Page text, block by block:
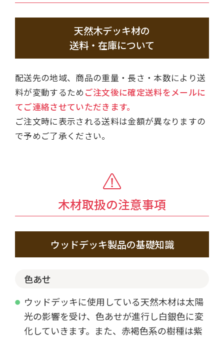
天然木デッキ材の
送料・在庫について
配送先の地域、商品の重量・長さ・本数により送
料が変動するため ご注文後に確定送料をメールに
てご連絡させていただきます。
ご注文時に表示される送料は金額が異なりますの
で予めご了承ください。
木材取扱の注意事項
ウッドデッキ製品の基礎知識
色あせ
ウッドデッキに使用している天然木材は太陽
光の影響を受け、色あせが進行し白銀色に変
化していきます。また、赤褐色系の樹種は紫